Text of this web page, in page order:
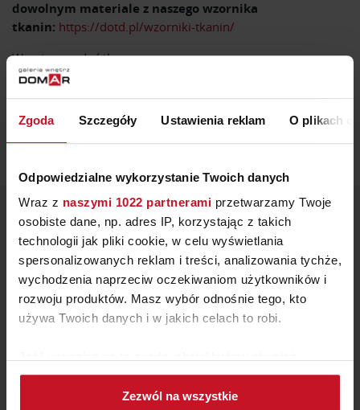
Zgoda Szczegóły Ustawienia reklam O plikach
Odpowiedzialne wykorzystanie Twoich danych
Wraz z naszymi 1022 partnerami przetwarzamy Twoje
osobiste dane, np. adres IP, korzystając z takich
technologii jak pliki cookie, w celu wyświetlania
spersonalizowanych reklam i treści, analizowania tychże,
wychodzenia naprzeciw oczekiwaniom użytkowników i
rozwoju produktów. Masz wybór odnośnie tego, kto
używa Twoich danych i w jakich celach to robi.
Gromadzić dane dotyczące Twojej lokalizacji
geograficznej z dokładnością nawet do kilku metrów
Zezwól na wszystkie
dowolnym materiale z naszego wzornika
tkanin: https://dotd.pl/wzorniki-tkanin/
Wymiary podnóżka:
szerokość:42cm
wysokość:31cm
ZOBACZ INNE PRODUKTY
W KATEGORII: MEBLE, SALON